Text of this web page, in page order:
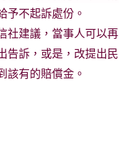
予不起訴處份。
社建議，當事人可以再
告訴，或是，改提出民
該有的賠償金。